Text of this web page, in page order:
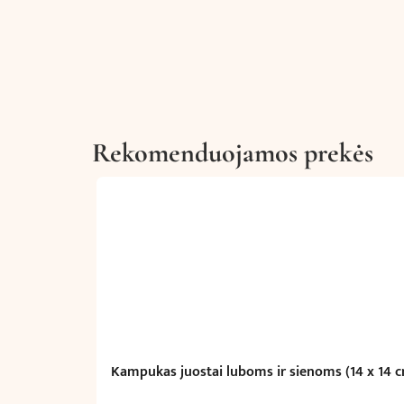
Rekomenduojamos prekės
Kampukas juostai luboms ir sienoms (14 x 14